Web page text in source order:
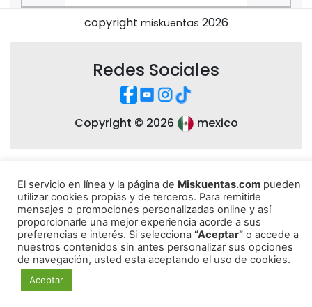
copyright miskuentas 2026
Redes Sociales
Copyright © 2026 mexico
El servicio en línea y la página de Miskuentas.com pueden
utilizar cookies propias y de terceros. Para remitirle
mensajes o promociones personalizadas online y así
proporcionarle una mejor experiencia acorde a sus
preferencias e interés. Si selecciona “Aceptar” o accede a
nuestros contenidos sin antes personalizar sus opciones
de navegación, usted esta aceptando el uso de cookies.
Aceptar